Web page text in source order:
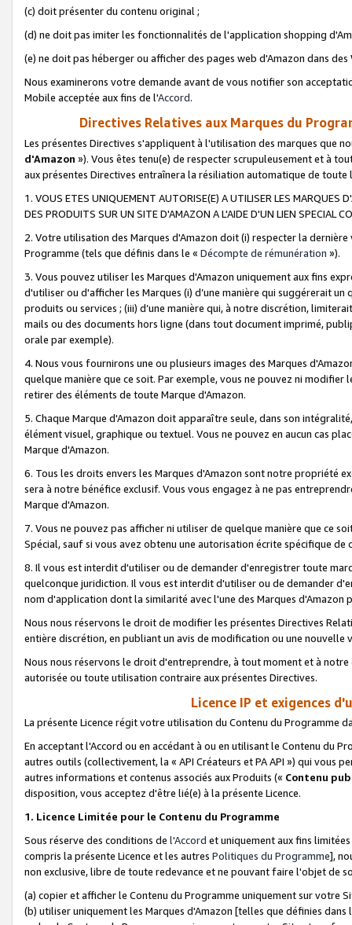
(c) doit présenter du contenu original ;
(d) ne doit pas imiter les fonctionnalités de l'application shopping
(e) ne doit pas héberger ou afficher des pages web d'Amazon dans
Nous examinerons votre demande avant de vous notifier son
Mobile acceptée aux fins de l'Accord.
Directives Relatives aux Marques du
Les présentes Directives s'appliquent à l'utilisation des marques que
d'Amazon »). Vous êtes tenu(e) de respecter scrupuleusement et à
aux présentes Directives entraînera la résiliation automatique de
1. VOUS ETES UNIQUEMENT AUTORISE(E) A UTILISER LES MARQUES
DES PRODUITS SUR UN SITE D'AMAZON A L'AIDE D'UN LIEN SPECIAL
2. Votre utilisation des Marques d'Amazon doit (i) respecter la
Programme (tels que définis dans le « Décompte de rémunération »).
3. Vous pouvez utiliser les Marques d'Amazon uniquement aux fins
d'utiliser ou d'afficher les Marques (i) d’une manière qui suggérerait
produits ou services ; (iii) d’une manière qui, à notre discrétion,
mails ou des documents hors ligne (dans tout document imprimé,
orale par exemple).
4. Nous vous fournirons une ou plusieurs images des Marques
quelque manière que ce soit. Par exemple, vous ne pouvez ni
retirer des éléments de toute Marque d'Amazon.
5. Chaque Marque d'Amazon doit apparaître seule, dans son
élément visuel, graphique ou textuel. Vous ne pouvez en aucun cas
Marque d'Amazon.
6. Tous les droits envers les Marques d'Amazon sont notre propriété
sera à notre bénéfice exclusif. Vous vous engagez à ne pas
Marque d'Amazon.
7. Vous ne pouvez pas afficher ni utiliser de quelque manière que ce
Spécial, sauf si vous avez obtenu une autorisation écrite spécifique de
8. Il vous est interdit d'utiliser ou de demander d'enregistrer toute
quelconque juridiction. Il vous est interdit d'utiliser ou de demander
nom d'application dont la similarité avec l'une des Marques
Nous nous réservons le droit de modifier les présentes Directives
entière discrétion, en publiant un avis de modification ou une nouvelle
Nous nous réservons le droit d'entreprendre, à tout moment et à
autorisée ou toute utilisation contraire aux présentes Directives.
Licence IP et exigences
La présente Licence régit votre utilisation du Contenu du Programme
En acceptant l'Accord ou en accédant à ou en utilisant le Contenu du
autres outils (collectivement, la « API Créateurs et PA API ») qui vous
autres informations et contenus associés aux Produits (« Contenu
disposition, vous acceptez d'être lié(e) à la présente Licence.
1. Licence Limitée pour le Contenu du Programme
Sous réserve des conditions de l'Accord et uniquement aux fins
compris la présente Licence et les autres Politiques du Programme],
non exclusive, libre de toute redevance et ne pouvant faire l'objet de
(a) copier et afficher le Contenu du Programme uniquement sur votre
(b) utiliser uniquement les Marques d'Amazon [telles que définies dans